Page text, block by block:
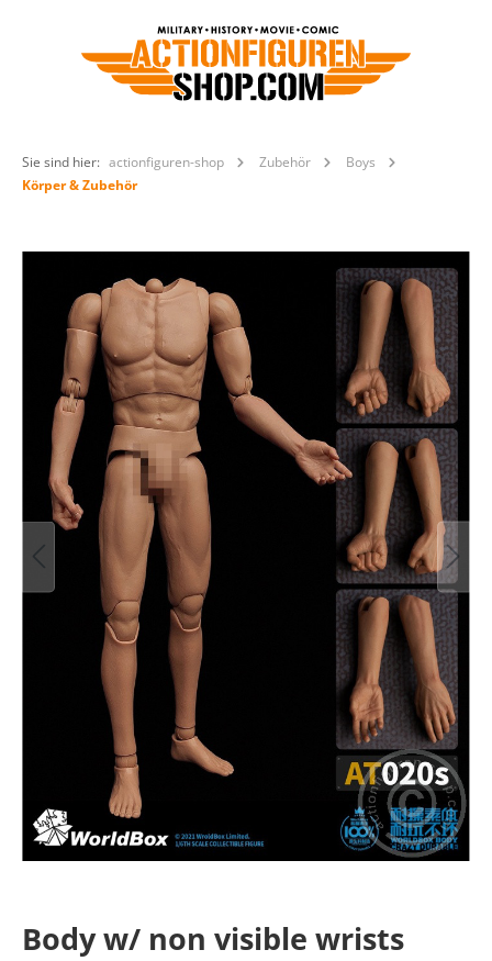
Sie sind hier: actionfiguren-shop Zubehör
Boys
Körper & Zubehör
Body w/ non visible wrists